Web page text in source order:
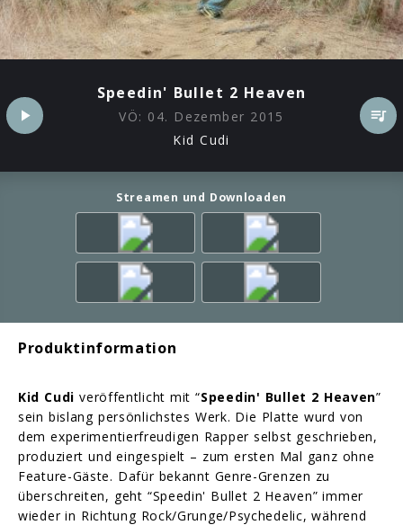
Speedin' Bullet 2 Heaven
VÖ: 04. Dezember 2015
Kid Cudi
Streamen und Downloaden
Produktinformation
Kid Cudi veröffentlicht mit “Speedin' Bullet 2 Heaven”
sein bislang persönlichstes Werk. Die Platte wurd von
dem experimentierfreudigen Rapper selbst geschrieben,
produziert und eingespielt – zum ersten Mal ganz ohne
Feature-Gäste. Dafür bekannt Genre-Grenzen zu
überschreiten, geht “Speedin' Bullet 2 Heaven” immer
wieder in Richtung Rock/Grunge/Psychedelic, während